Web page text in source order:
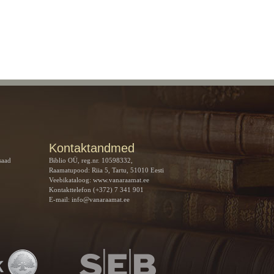
Kontaktandmed
Biblio OÜ, reg.nr. 10598332,
Raamatupood: Riia 5, Tartu, 51010 Eesti
Veebikataloog: www.vanaraamat.ee
Kontakttelefon (+372) 7 341 901
E-mail: info@vanaraamat.ee